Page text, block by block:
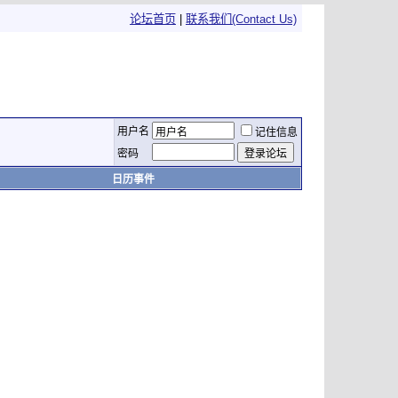
论坛首页 联系我们(Contact Us)
用户名
记住信息
密码
日历事件